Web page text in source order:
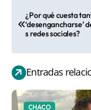
e
g
¿Por qué cuesta
‘desengancharse’
s redes sociales?
Entradas
CHACO